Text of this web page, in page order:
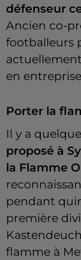
défenseur
Ancien co-
footballeurs
en
Porter la
Il y a
proposé à
la Flamme
pendant
première
flamme à